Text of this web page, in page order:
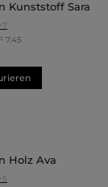
Kunststoff Sara
7
7.45
Bewertung von
Holz Ava
5